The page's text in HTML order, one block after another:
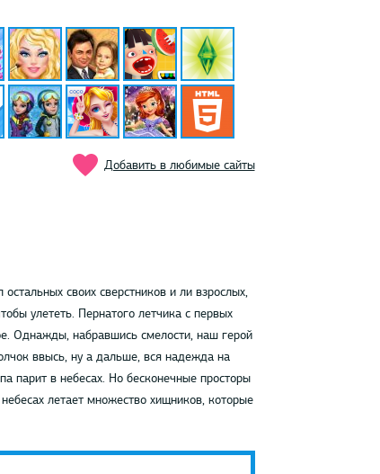
Добавить в любимые сайты
своих сверстников и ли взрослых,
улететь. Пернатого летчика с первых
Однажды, набравшись смелости, наш герой
ввысь, ну а дальше, вся надежда на
парит в небесах. Но бесконечные просторы
летает множество хищников, которые